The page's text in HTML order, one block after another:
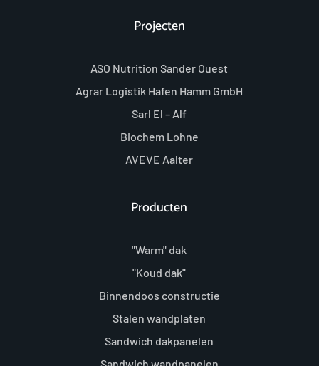
Projecten
ASO Nutrition Sander Ouest
Agrar Logistik Hafen Hamm GmbH
Sarl El – Alf
Biochem Lohne
AVEVE Aalter
Producten
"Warm" dak
"Koud dak"
Binnendoos constructie
Stalen wandplaten
Sandwich dakpanelen
Sandwich wandpanelen